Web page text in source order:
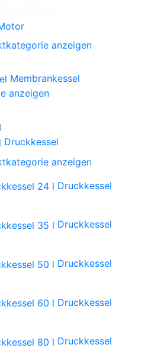
anzeigen
Membrankessel
anzeigen
Druckkessel
anzeigen
Druckkessel
Druckkessel
Druckkessel
Druckkessel
Druckkessel